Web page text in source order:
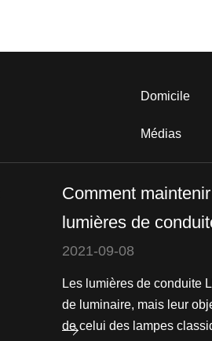
Domicile
Médias
Comment
lumières de
2021-09-08
Les lumières de conduite
de luminaire, mais leur
de celui des lampes